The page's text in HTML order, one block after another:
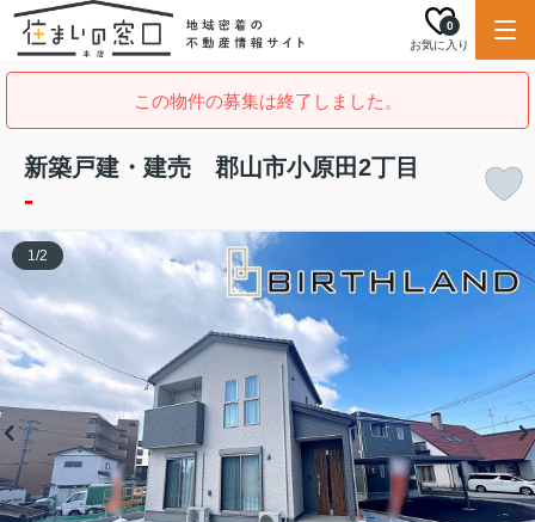
お気に入り
0
この物件の募集は終了しました。
新築戸建・建売 郡山市小原田2丁目
-
1/2